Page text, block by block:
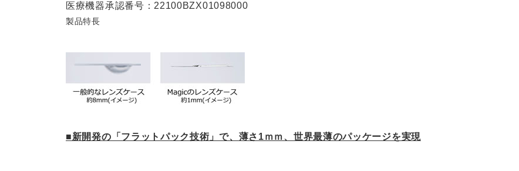
医療機器承認番号：22100BZX01098000
製品特長
■新開発の「フラットパック技術」で、薄さ1ｍｍ、世界最薄のパッケージを実現